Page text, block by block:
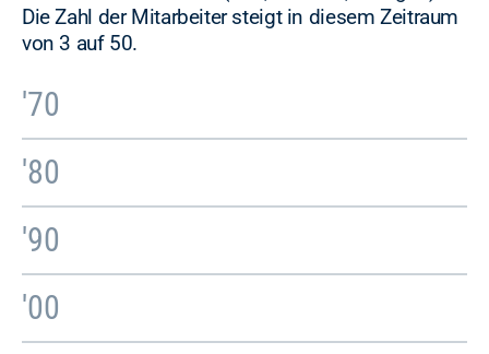
'70
'80
'90
'00
Die Zahl der Mitarbeiter steigt in diesem Zeitraum
von 3 auf 50.